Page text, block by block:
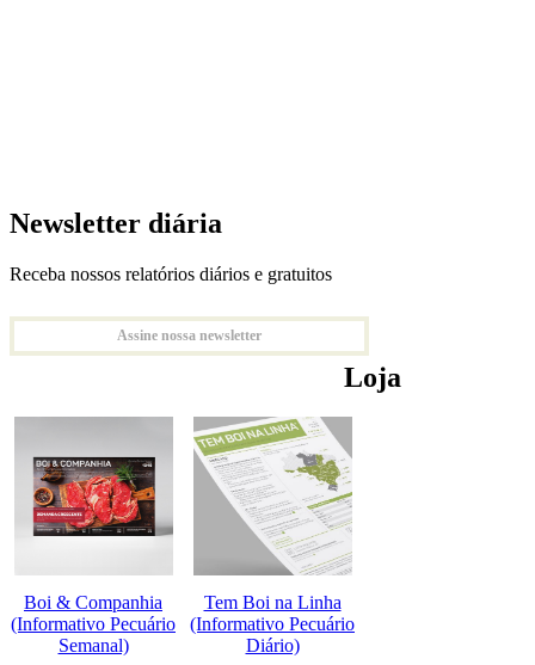
Newsletter diária
Receba nossos relatórios diários e gratuitos
Assine nossa newsletter
Loja
Boi & Companhia
(Informativo Pecuário
Semanal)
Tem Boi na Linha
(Informativo Pecuário
Diário)